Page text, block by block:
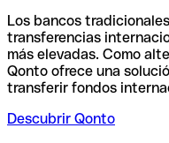
Los bancos
transferencias
más elevadas. Como
Qonto ofrece una
transferir fondos
Descubrir Qonto